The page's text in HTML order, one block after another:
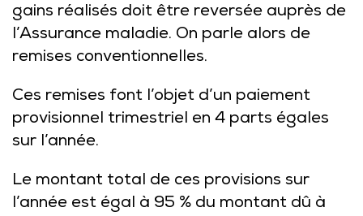
gains réalisés doit être reversée auprès de
l’Assurance maladie. On parle alors de
remises conventionnelles.
Ces remises font l’objet d’un paiement
provisionnel trimestriel en 4 parts égales
sur l’année.
Le montant total de ces provisions sur
l’année est égal à 95 % du montant dû à